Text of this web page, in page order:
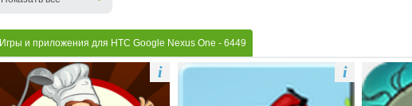
Игры и приложения для HTC Google Nexus One - 6449
i i